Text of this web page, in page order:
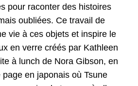
pour raconter des histoires
oubliées. Ce travail de
vie à ces objets et inspire le
en verre créés par Kathleen
à lunch de Nora Gibson, en
en japonais où Tsune